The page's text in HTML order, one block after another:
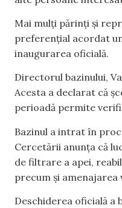
Mai mulți părinți și
preferențial acordat
inaugurarea oficială.
Directorul bazinului,
Acesta a declarat că
perioadă permite
Bazinul a intrat în
Cercetării anunța că
de filtrare a apei,
precum și
Deschiderea oficială a